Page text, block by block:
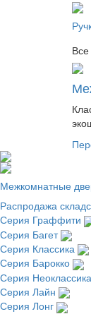
Межкомнатные
Распродажа
Серия Граффити
Серия Багет
Серия Классика
Серия Барокко
Серия Неоклассика
Серия Лайн
Серия Лонг